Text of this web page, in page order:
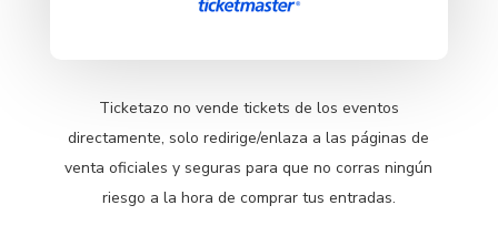
Ticketazo no vende tickets de los eventos
directamente, solo redirige/enlaza a las páginas de
venta oficiales y seguras para que no corras ningún
riesgo a la hora de comprar tus entradas.